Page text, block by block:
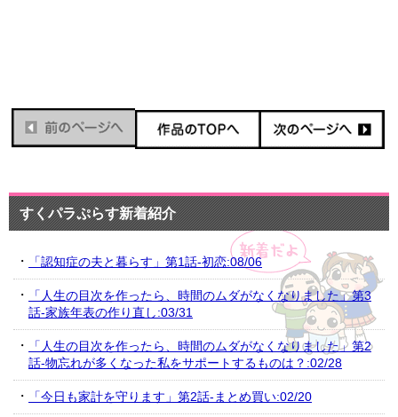
すくパラぷらす新着紹介
「認知症の夫と暮らす」第1話-初恋:08/06
「人生の目次を作ったら、時間のムダがなくなりました」第3
話-家族年表の作り直し:03/31
「人生の目次を作ったら、時間のムダがなくなりました」第2
話-物忘れが多くなった私をサポートするものは？:02/28
「今日も家計を守ります」第2話-まとめ買い:02/20